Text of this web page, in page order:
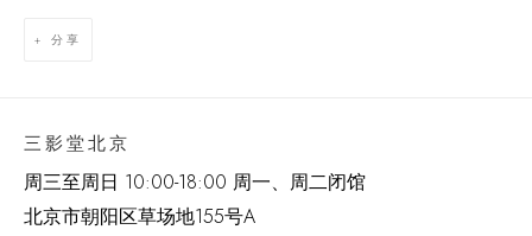
分享
三影堂北京
周三至周日 10:00-18:00 周一、周二闭馆
北京市朝阳区草场地155号A